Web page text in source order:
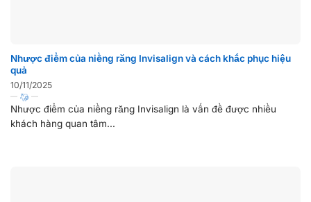
Nhược điểm của niềng răng Invisalign và cách khắc phục hiệu
quả
10/11/2025
Nhược điểm của niềng răng Invisalign là vấn đề được nhiều
khách hàng quan tâm...